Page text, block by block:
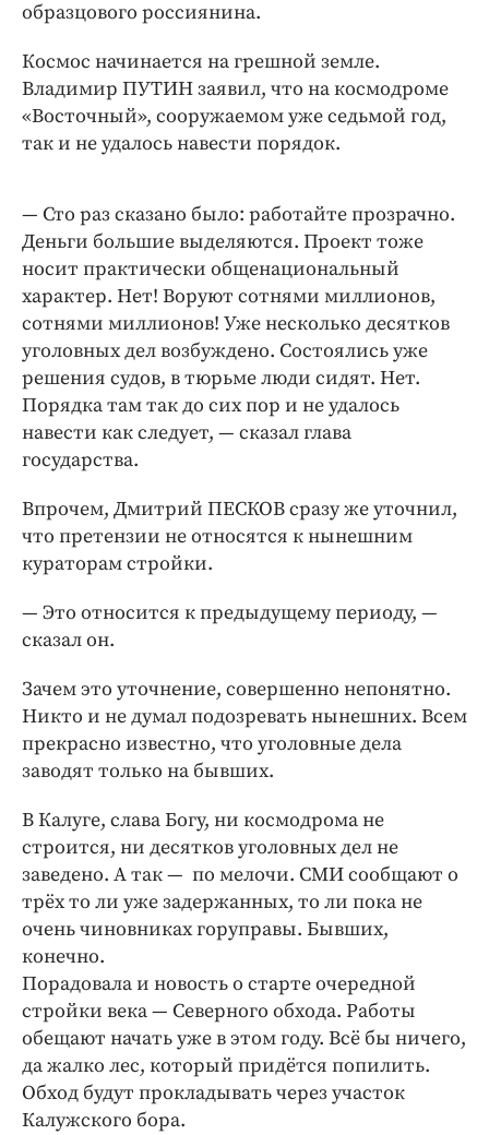
образцового россиянина.
Космос начинается на грешной земле.
Владимир ­ПУТИН заявил, что на космодроме
«Восточный», сооружаемом уже седьмой год,
так и не удалось навести порядок.
— Сто раз сказано было: работайте прозрачно.
Деньги большие выделяются. Проект тоже
носит практически общенациональный
характер. Нет! Воруют сотнями миллионов,
сотнями миллионов! Уже несколько десятков
уголовных дел возбуждено. Состоялись уже
решения судов, в тюрьме люди сидят. Нет.
Порядка там так до сих пор и не удалось
навести как следует, — ​сказал глава
государства.
Впрочем, Дмитрий ПЕСКОВ сразу же уточнил,
что претензии не относятся к нынешним
кураторам стройки.
— Это относится к предыдущему периоду, — ​
сказал он.
Зачем это уточнение, совершенно непонятно.
Никто и не думал подозревать нынешних. Всем
прекрасно известно, что уголовные дела
заводят только на бывших.
В Калуге, слава Богу, ни космодрома не
строится, ни десятков уголовных дел не
заведено. А так — ​ по мелочи. СМИ сообщают о
трёх то ли уже задержанных, то ли пока не
очень чиновниках горуправы. Бывших,
конечно.
Порадовала и новость о старте очередной
стройки века — ​Северного обхода. Работы
обещают начать уже в этом году. Всё бы ничего,
да жалко лес, который придётся попилить. ​
Обход будут прокладывать через участок
Калужского бора.